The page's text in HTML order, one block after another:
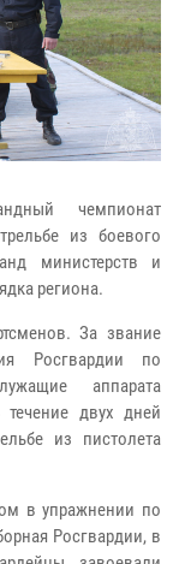
чемпионат
из боевого
министерств и
региона.
За звание
Росгвардии по
аппарата
двух дней
из пистолета
в упражнении по
Росгвардии, в